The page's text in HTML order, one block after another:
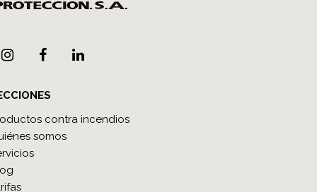
contra incendios
somos